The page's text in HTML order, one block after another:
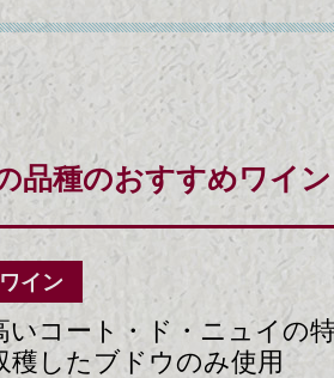
品種のおすすめワイン
イン
いコート・ド・ニュイの
穫したブドウのみ使用